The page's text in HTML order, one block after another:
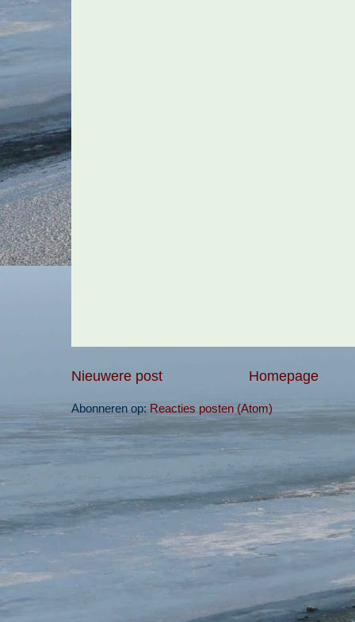
Nieuwere post Homepage
Abonneren op: Reacties posten (Atom)